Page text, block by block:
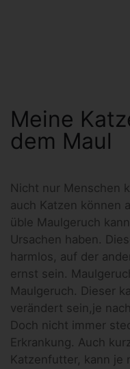
Meine
dem Maul
Nicht nur Menschen
auch Katzen können
üble Maulgeruch
Ursachen haben.
harmlos, auf der
ernst sein.
Maulgeruch. Dieser
verändert sein,je
Doch nicht immer
Erkrankung. Auch
Katzenfutter, kann je